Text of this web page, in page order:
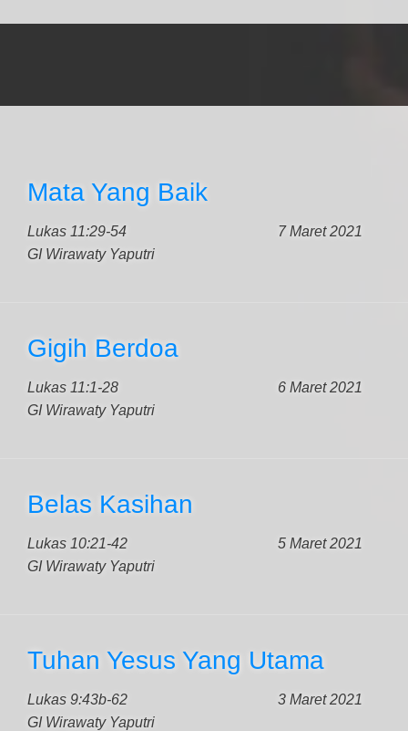
Mata Yang Baik
Lukas 11:29-54
7 Maret 2021
GI Wirawaty Yaputri
Gigih Berdoa
Lukas 11:1-28
6 Maret 2021
GI Wirawaty Yaputri
Belas Kasihan
Lukas 10:21-42
5 Maret 2021
GI Wirawaty Yaputri
Tuhan Yesus Yang Utama
Lukas 9:43b-62
3 Maret 2021
GI Wirawaty Yaputri